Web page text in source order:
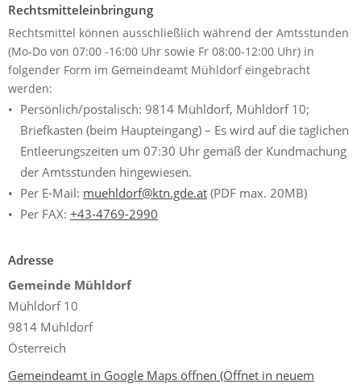
Rechtsmitteleinbringung
Rechtsmittel können ausschließlich während der Amtsstunden
(Mo-Do von 07:00 -16:00 Uhr sowie Fr 08:00-12:00 Uhr) in
folgender Form im Gemeindeamt Mühldorf eingebracht
werden:
Persönlich/postalisch: 9814 Mühldorf, Mühldorf 10;
Briefkasten (beim Haupteingang) – Es wird auf die täglichen
Entleerungszeiten um 07:30 Uhr gemäß der Kundmachung
der Amtsstunden hingewiesen.
Per E-Mail: muehldorf@ktn.gde.at (PDF max. 20MB)
Per FAX: +43-4769-2990
Adresse
Gemeinde Mühldorf
Mühldorf 10
9814 Mühldorf
Österreich
Gemeindeamt in Google Maps öffnen (Öffnet in neuem